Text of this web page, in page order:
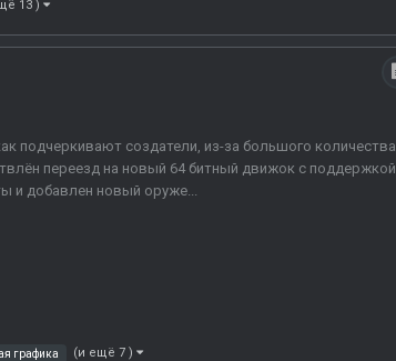
13 )
подчеркивают создатели, из-за большого количества
переезд на новый 64 битный движок с поддержкой
и добавлен новый оруже...
графика (и ещё 7 )